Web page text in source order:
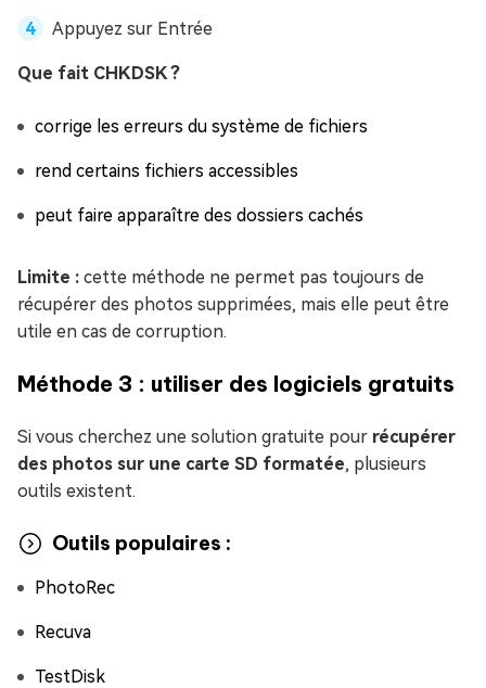
Appuyez sur Entrée
Que fait CHKDSK ?
corrige les erreurs du système de fichiers
rend certains fichiers accessibles
peut faire apparaître des dossiers cachés
Limite : cette méthode ne permet pas toujours de
récupérer des photos supprimées, mais elle peut être
utile en cas de corruption.
Méthode 3 : utiliser des logiciels gratuits
Si vous cherchez une solution gratuite pour récupérer
des photos sur une carte SD formatée, plusieurs
outils existent.
Outils populaires :
PhotoRec
Recuva
TestDisk